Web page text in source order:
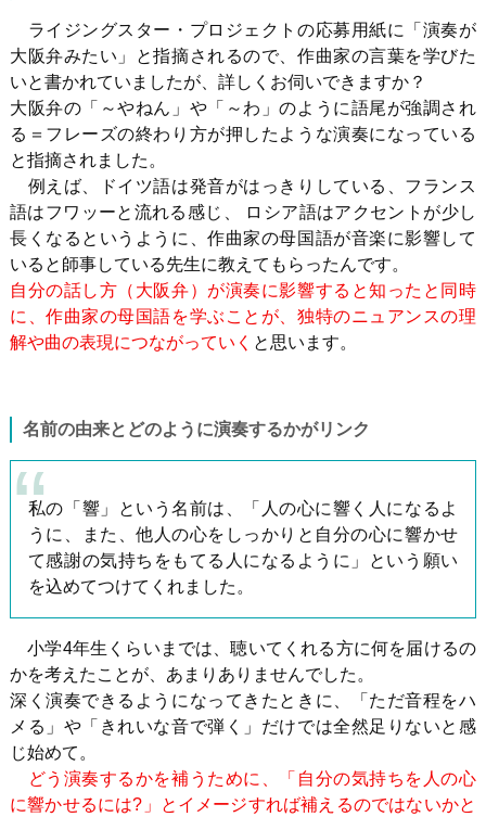
ライジングスター・プロジェクトの応募用紙に「演奏が
大阪弁みたい」と指摘されるので、作曲家の言葉を学びた
いと書かれていましたが、詳しくお伺いできますか？
大阪弁の「～やねん」や「～わ」のように語尾が強調され
る＝フレーズの終わり方が押したような演奏になっている
と指摘されました。
例えば、ドイツ語は発音がはっきりしている、フランス
語はフワッーと流れる感じ、 ロシア語はアクセントが少し
長くなるというように、作曲家の母国語が音楽に影響して
いると師事している先生に教えてもらったんです。
自分の話し方（大阪弁）が演奏に影響すると知ったと同時
に、作曲家の母国語を学ぶことが、独特のニュアンスの理
解や曲の表現につながっていく と思います。
名前の由来とどのように演奏するかがリンク
私の「響」という名前は、「人の心に響く人になるよ
うに、また、他人の心をしっかりと自分の心に響かせ
て感謝の気持ちをもてる人になるように」という願い
を込めてつけてくれました。
小学4年生くらいまでは、聴いてくれる方に何を届けるの
かを考えたことが、あまりありませんでした。
深く演奏できるようになってきたときに、「ただ音程をハ
メる」や「きれいな音で弾く」だけでは全然足りないと感
じ始めて。
どう演奏するかを補うために、「自分の気持ちを人の心
に響かせるには?」とイメージすれば補えるのではないかと